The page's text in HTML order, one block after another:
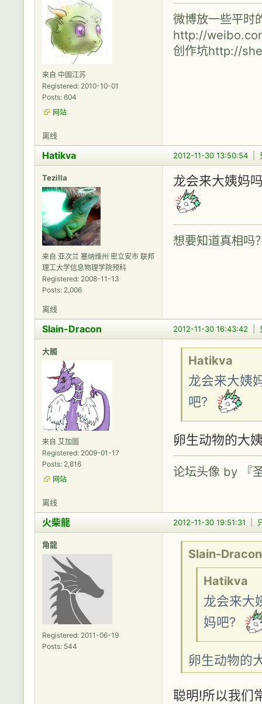
来自 中国江苏
Registered: 2010-10-01
Posts: 604
网站
微博放一些平时
http://
创作坑http://
离线
2012-11-30 13:50:54
Hatikva
Tezilla
来自 亚次兰 塞纳维州 密立安市 联邦
理工大学信息物理学院预科
Registered: 2008-11-13
Posts: 2,006
龙会来大姨妈
想要知道真相吗
离线
2012-11-30 16:43:42
Slain-Dracon
大觸
来自 艾加圖
Registered: 2009-01-17
Posts: 2,816
网站
Hatikva
龙会来大姨
吧?
卵生动物的大
论坛头像 by 『
离线
2012-11-30 19:51:31
火柴龍
角龍
Registered: 2011-06-19
Posts: 544
Slain-Dracon
Hatikva
龙会来大
妈吧?
卵生动物的
聪明!所以我们